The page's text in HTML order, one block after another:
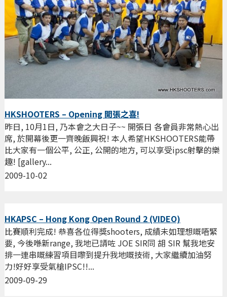
HKSHOOTERS – Opening 開張之喜!
2009-10-02
昨日, 10月1日, 乃本會之大日子~~ 開張日 各會員非常熱心出
席, 於開幕後更一齊晚飯興祝! 本人希望HKSHOOTERS能帶
比大家有一個公平, 公正, 公開的地方, 可以享受ipsc射擊的樂
趣! [gallery...
HKAPSC – Hong Kong Open Round 2 (VIDEO)
2009-09-29
比賽順利完成! 恭喜各位得獎shooters, 成績未如理想嘅唔緊
要, 今後喺新range, 我地已請咗 JOE SIR同 胡 SIR 幫我地安
排一連串嘅練習項目嚟到提升我地嘅技術, 大家繼續加油努
力!好好享受氣槍IPSC!!...